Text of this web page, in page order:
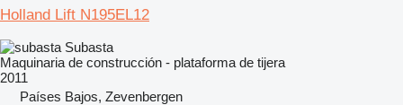
Holland Lift N195EL12
Subasta
Maquinaria de construcción - plataforma de tijera
2011
Países Bajos, Zevenbergen